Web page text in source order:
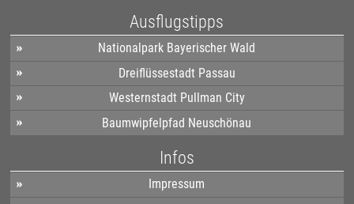
Ausflugstipps
Nationalpark Bayerischer Wald
Dreiflüssestadt Passau
Westernstadt Pullman City
Baumwipfelpfad Neuschönau
Infos
Impressum